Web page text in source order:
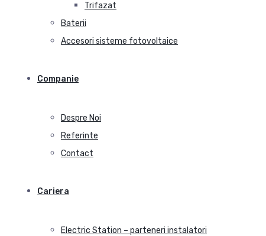
Trifazat
Baterii
Accesori sisteme fotovoltaice
Companie
Despre Noi
Referinte
Contact
Cariera
Electric Station – parteneri instalatori